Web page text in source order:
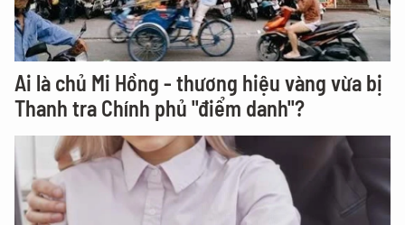
Ai là chủ Mi Hồng - thương hiệu vàng vừa bị
Thanh tra Chính phủ "điểm danh"?